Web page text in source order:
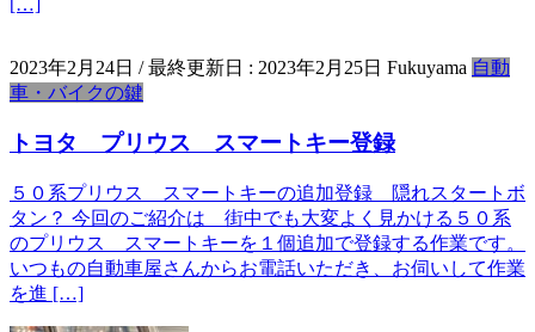
2023年2月24日 / 最終更新日 : 2023年2月25日 Fukuyama 自動
車・バイクの鍵
トヨタ プリウス スマートキー登録
５０系プリウス スマートキーの追加登録 隠れスタートボ
タン？ 今回のご紹介は 街中でも大変よく見かける５０系
のプリウス スマートキーを１個追加で登録する作業です。
いつもの自動車屋さんからお電話いただき、お伺いして作業
を進 […]